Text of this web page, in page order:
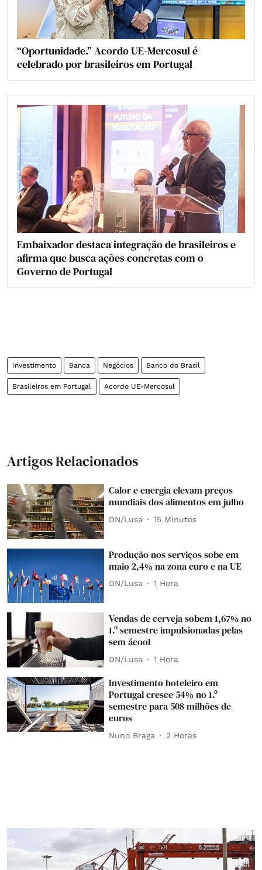
“Oportunidade.” Acordo UE-Mercosul é
celebrado por brasileiros em Portugal
Embaixador destaca integração de brasileiros e
afirma que busca ações concretas com o
Governo de Portugal
Investimento Banca Negócios Banco do Brasil
Brasileiros em Portugal Acordo UE-Mercosul
Artigos Relacionados
Calor e energia elevam preços
mundiais dos alimentos em julho
DN/Lusa 15 Minutos
Produção nos serviços sobe em
maio 2,4% na zona euro e na UE
DN/Lusa 1 Hora
Vendas de cerveja sobem 1,67% no
1.º semestre impulsionadas pelas
sem ácool
DN/Lusa 1 Hora
Investimento hoteleiro em
Portugal cresce 54% no 1.º
semestre para 508 milhões de
euros
Nuno Braga 2 Horas